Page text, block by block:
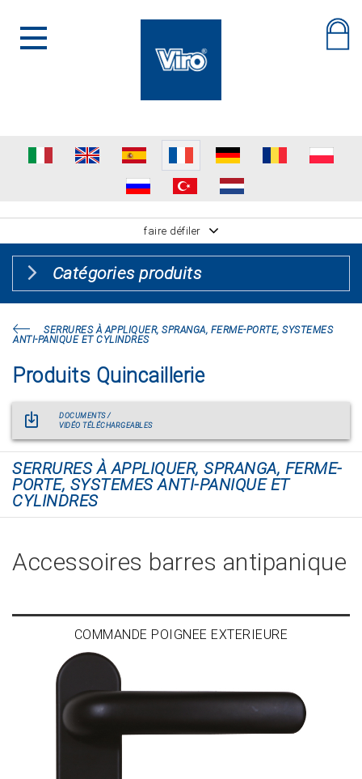
faire défiler
Catégories produits
SERRURES À APPLIQUER, SPRANGA, FERME-PORTE, SYSTEMES
ANTI-PANIQUE ET CYLINDRES
Produits Quincaillerie
DOCUMENTS /
VIDÉO TÉLÉCHARGEABLES
SERRURES À APPLIQUER, SPRANGA, FERME-
PORTE, SYSTEMES ANTI-PANIQUE ET
CYLINDRES
Accessoires barres antipanique
COMMANDE POIGNÉE EXTÉRIEURE